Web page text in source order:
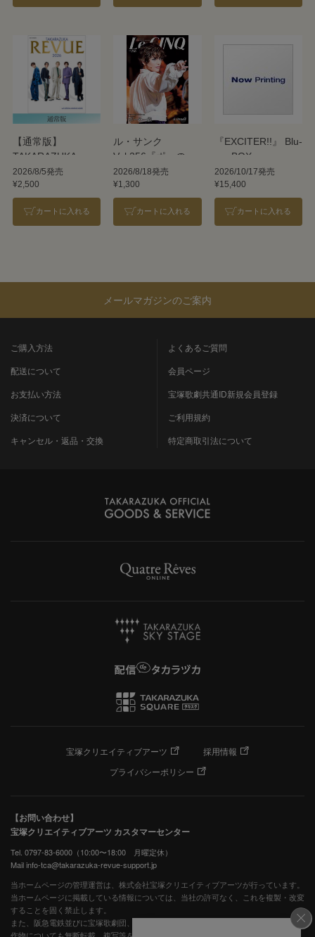
【通常版】
TAKARAZUKA
REVUE 2026
2026/8/5発売
¥2,500
カートに入れる
ル・サンク
Vol.256『ポーの一
族』＜雪組＞
2026/8/18発売
¥1,300
カートに入れる
『EXCITER!!』 Blu-
ray BOX
2026/10/17発売
¥15,400
カートに入れる
メールマガジンのご案内
ご購入方法
配送について
お支払い方法
決済について
キャンセル・返品・交換
よくあるご質問
会員ページ
宝塚歌劇共通ID新規会員登録
ご利用規約
特定商取引法について
宝塚クリエイティブアーツ
採用情報
プライバシーポリシー
【お問い合わせ】
宝塚クリエイティブアーツ カスタマーセンター
Tel. 0797-83-6000（10:00〜18:00 月曜定休）
Mail info-tca@takarazuka-revue-support.jp
当ホームページの管理運営は、株式会社宝塚クリエイティブアーツが行っています。
当ホームページに掲載している情報については、当社の許可なく、これを複製・改変
することを固く禁止します。
また、阪急電鉄並びに宝塚歌劇団、宝塚クリエイティブアーツの出版物ほか写真等著